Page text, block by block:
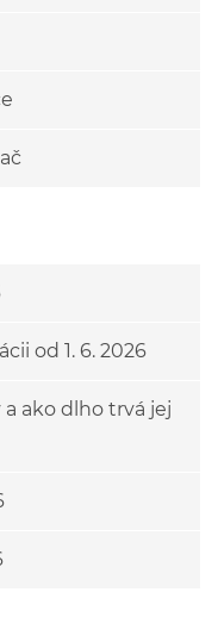
od 1. 6. 2026
ako dlho trvá jej